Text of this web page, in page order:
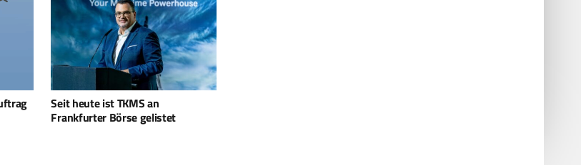
Schwerer Waffenträger Infanterie
soll aus Australien kommen